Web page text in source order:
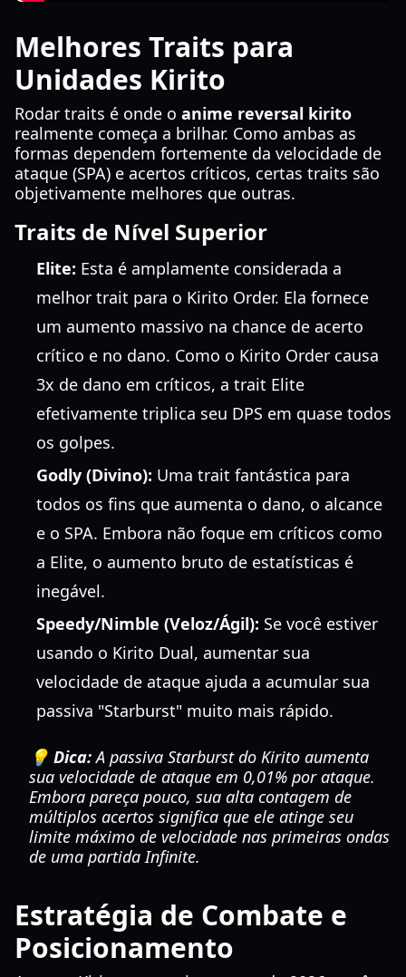
Melhores Traits para
Unidades Kirito
Rodar traits é onde o anime reversal kirito
realmente começa a brilhar. Como ambas as
formas dependem fortemente da velocidade de
ataque (SPA) e acertos críticos, certas traits são
objetivamente melhores que outras.
Traits de Nível Superior
Elite: Esta é amplamente considerada a
melhor trait para o Kirito Order. Ela fornece
um aumento massivo na chance de acerto
crítico e no dano. Como o Kirito Order causa
3x de dano em críticos, a trait Elite
efetivamente triplica seu DPS em quase todos
os golpes.
Godly (Divino): Uma trait fantástica para
todos os fins que aumenta o dano, o alcance
e o SPA. Embora não foque em críticos como
a Elite, o aumento bruto de estatísticas é
inegável.
Speedy/Nimble (Veloz/Ágil): Se você estiver
usando o Kirito Dual, aumentar sua
velocidade de ataque ajuda a acumular sua
passiva "Starburst" muito mais rápido.
💡 Dica:A passiva Starburst do Kirito aumenta
sua velocidade de ataque em 0,01% por ataque.
Embora pareça pouco, sua alta contagem de
múltiplos acertos significa que ele atinge seu
limite máximo de velocidade nas primeiras ondas
de uma partida Infinite.
Estratégia de Combate e
Posicionamento